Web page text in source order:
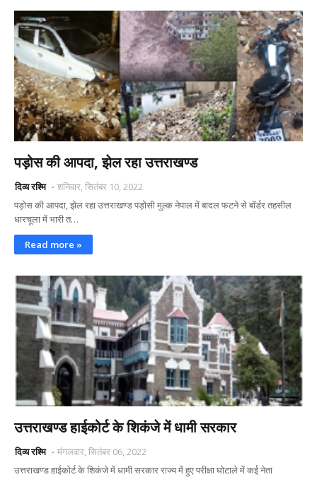
पड़ोस की आपदा, झेल रहा उत्तराखण्ड
दिव्य रश्मि
शनिवार, सितंबर 10, 2022
पड़ोस की आपदा, झेल रहा उत्तराखण्ड पड़ोसी मुल्क नेपाल में बादल फटने से बॉर्डर तहसील
धारचूला में भारी त…
Read more »
उत्तराखण्ड हाईकोर्ट के शिकंजे में धामी सरकार
दिव्य रश्मि
मंगलवार, सितंबर 06, 2022
उत्तराखण्ड हाईकोर्ट के शिकंजे में धामी सरकार राज्य में हुए परीक्षा घोटाले में कई नेता